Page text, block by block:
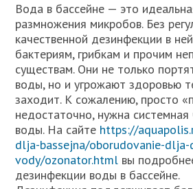
Вода в бассейне — это
размножения микробов. Без
качественной дезинфекции в
бактериям, грибкам и прочим
существам. Они не только
воды, но и угрожают здоровью
заходит. К сожалению, просто
недостаточно, нужна системная
воды. На сайте https://
dlja-bassejna/oborudovanie-dlja-
vody/ozonator.html вы
дезинфекции воды в бассейне.